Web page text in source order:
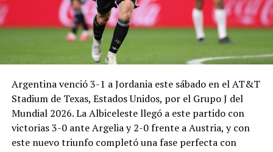
Argentina venció 3-1 a Jordania este sábado en el AT&T
Stadium de Texas, Estados Unidos, por el Grupo J del
Mundial 2026. La Albiceleste llegó a este partido con
victorias 3-0 ante Argelia y 2-0 frente a Austria, y con
este nuevo triunfo completó una fase perfecta con